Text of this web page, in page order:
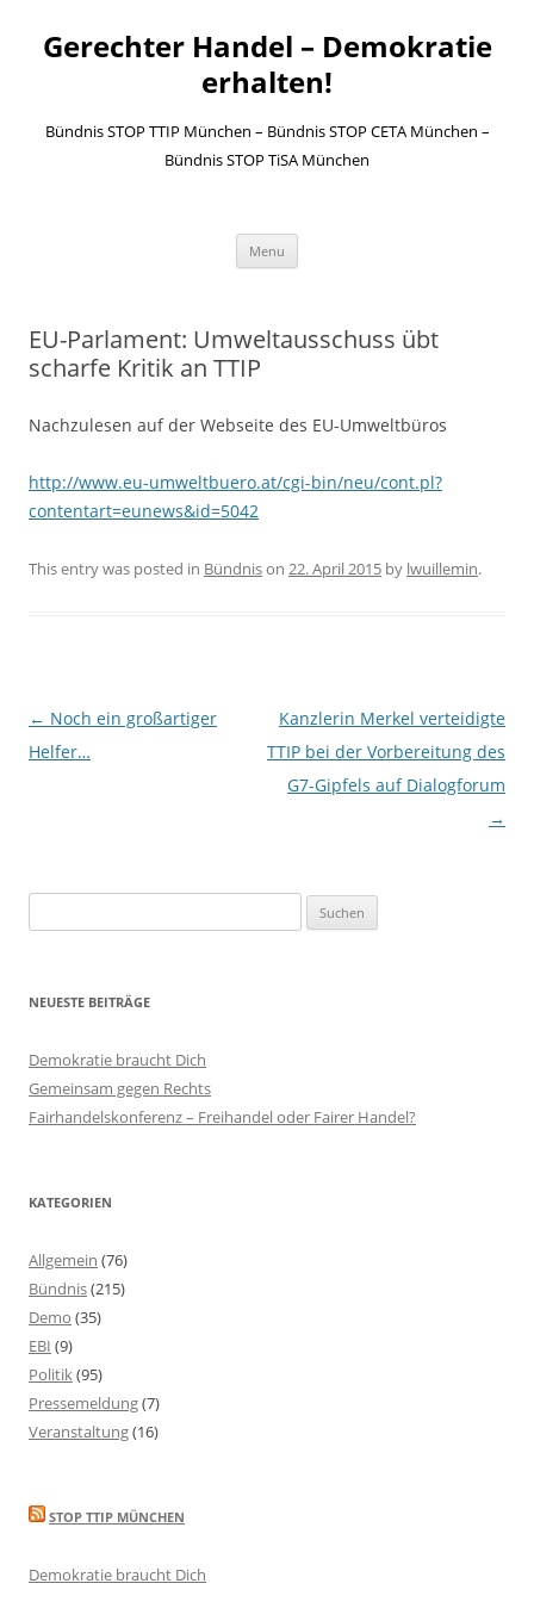
Gerechter Handel – Demokratie
erhalten!
Bündnis STOP TTIP München – Bündnis STOP CETA München –
Bündnis STOP TiSA München
Menu
EU-Parlament: Umweltausschuss übt
scharfe Kritik an TTIP
Nachzulesen auf der Webseite des EU-Umweltbüros
http://www.eu-umweltbuero.at/cgi-bin/neu/cont.pl?
contentart=eunews&id=5042
This entry was posted in Bündnison 22. April 2015 by lwuillemin.
Post navigation
← Noch ein großartiger
Helfer…
Kanzlerin Merkel verteidigte
TTIP bei der Vorbereitung des
G7-Gipfels auf Dialogforum
→
nach:
NEUESTE BEITRÄGE
Demokratie braucht Dich
Gemeinsam gegen Rechts
Fairhandelskonferenz – Freihandel oder Fairer Handel?
KATEGORIEN
Allgemein (76)
Bündnis(215)
Demo (35)
EBI (9)
Politik(95)
Pressemeldung(7)
Veranstaltung(16)
STOP TTIP MÜNCHEN
Demokratie braucht Dich